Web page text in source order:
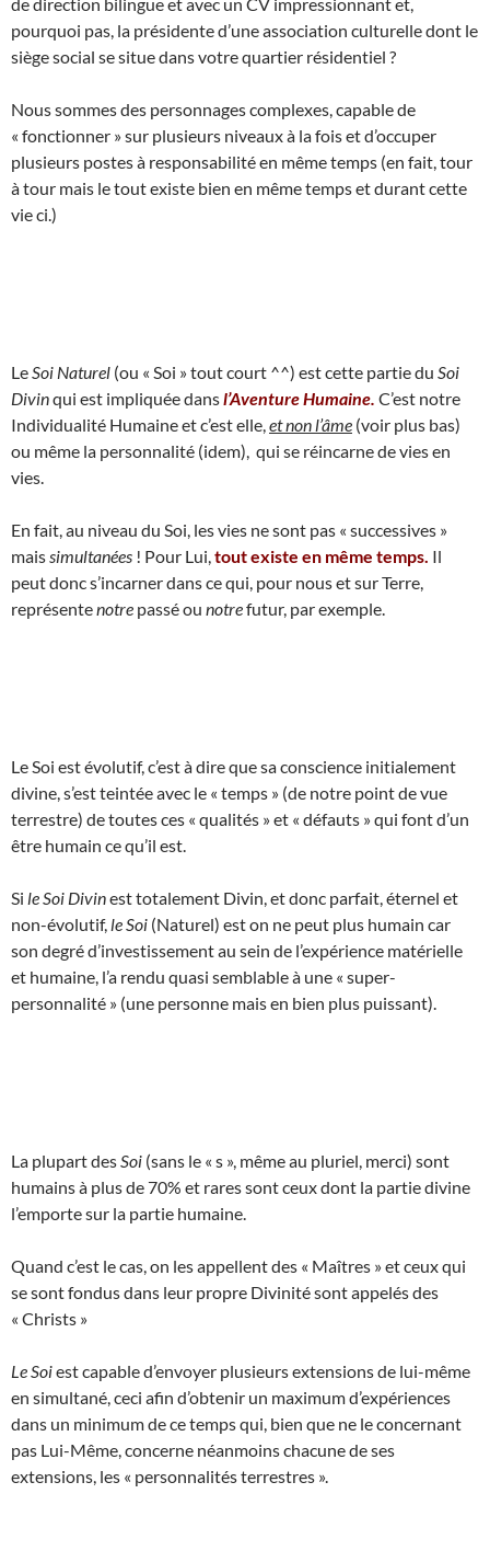
pourquoi pas, la présidente d’une association culturelle dont le
siège social se situe dans votre quartier résidentiel ?
Nous sommes des personnages complexes, capable de
« fonctionner » sur plusieurs niveaux à la fois et d’occuper
plusieurs postes à responsabilité en même temps (en fait, tour
à tour mais le tout existe bien en même temps et durant cette
vie ci.)
Le Soi Naturel (ou « Soi » tout court ^^) est cette partie du Soi
Divinqui est impliquée dansl’Aventure Humaine. C’est notre
Individualité Humaine et c’est elle, et non l’âme (voir plus bas)
ou même la personnalité (idem), qui se réincarne de vies en
vies.
En fait, au niveau du Soi, les vies ne sont pas « successives »
mais simultanées ! Pour Lui, tout existe en même temps. Il
peut donc s’incarner dans ce qui, pour nous et sur Terre,
représentenotre passé ou notrefutur, par exemple.
Le Soi est évolutif, c’est à dire que sa conscience initialement
divine, s’est teintée avec le « temps » (de notre point de vue
terrestre) de toutes ces « qualités » et « défauts » qui font d’un
être humain ce qu’il est.
Si le Soi Divinest totalement Divin, et donc parfait, éternel et
non-évolutif, le Soi (Naturel) est on ne peut plus humain car
son degré d’investissement au sein de l’expérience matérielle
et humaine, l’a rendu quasi semblable à une « super-
personnalité » (une personne mais en bien plus puissant).
La plupart des Soi (sans le « s », même au pluriel, merci) sont
humains à plus de 70% et rares sont ceux dont la partie divine
l’emporte sur la partie humaine.
Quand c’est le cas, on les appellent des « Maîtres » et ceux qui
se sont fondus dans leur propre Divinité sont appelés des
« Christs »
Le Soiest capable d’envoyer plusieurs extensions de lui-même
en simultané, ceci afin d’obtenir un maximum d’expériences
dans un minimum de ce temps qui, bien que ne le concernant
pas Lui-Même, concerne néanmoins chacune de ses
extensions, les « personnalités terrestres ».